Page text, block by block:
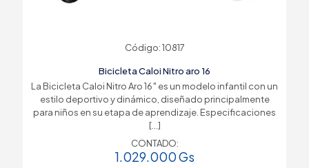
Código: 10817
Bicicleta Caloi Nitro aro 16
La Bicicleta Caloi Nitro Aro 16″ es un modelo infantil con un
estilo deportivo y dinámico, diseñado principalmente
para niños en su etapa de aprendizaje. Especificaciones
[…]
CONTADO:
1.029.000Gs